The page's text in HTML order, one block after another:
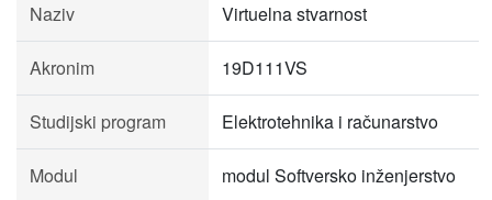
Naziv Virtuelna stvarnost
Akronim 19D111VS
Studijski program Elektrotehnika i računarstvo
Modul modul Softversko inženjerstvo